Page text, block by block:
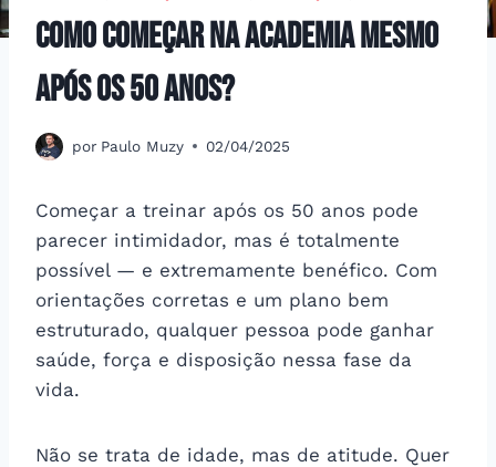
Como começar na academia mesmo
após os 50 anos?
por Paulo Muzy 02/04/2025
Começar a treinar após os 50 anos pode
parecer intimidador, mas é totalmente
possível — e extremamente benéfico. Com
orientações corretas e um plano bem
estruturado, qualquer pessoa pode ganhar
saúde, força e disposição nessa fase da
vida.
Não se trata de idade, mas de atitude. Quer